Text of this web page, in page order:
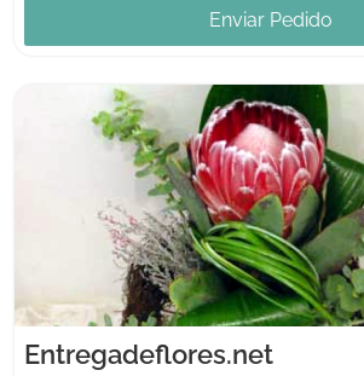
Enviar Pedido
Entregadeflores.net